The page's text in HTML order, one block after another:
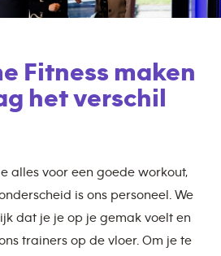
Fitness maken
het verschil
alles voor een goede workout,
is ons personeel. We
dat je je op je gemak voelt en
trainers op de vloer. Om je te